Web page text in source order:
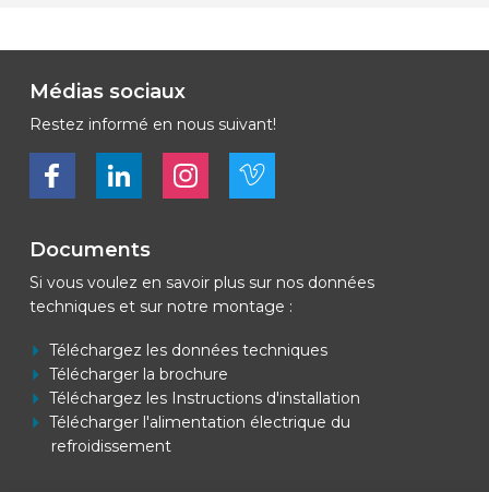
Médias sociaux
Restez informé en nous suivant!
Bekijk ons op FacebookBekijk ons op LinkedInBekijk ons op LinkedInBekijk ons op Vimeo
Documents
Si vous voulez en savoir plus sur nos données
techniques et sur notre montage :
Téléchargez les données techniques
Télécharger la brochure
Téléchargez les Instructions d'installation
Télécharger l'alimentation électrique du
refroidissement